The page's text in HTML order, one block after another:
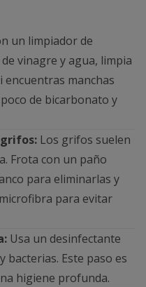
un limpiador de
vinagre y agua, limpia
encuentras manchas
de bicarbonato y
Los grifos suelen
Frota con un paño
para eliminarlas y
para evitar
Usa un desinfectante
bacterias. Este paso es
higiene profunda.